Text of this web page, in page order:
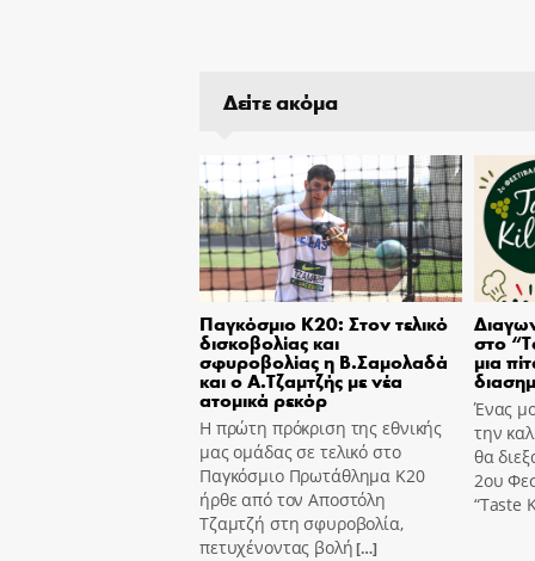
Δείτε ακόμα
Παγκόσμιο Κ20: Στον τελικό
δισκοβολίας και
σφυροβολίας η Β.Σαμολαδά
και ο Α.Τζαμτζής με νέα
ατομικά ρεκόρ
Η πρώτη πρόκριση της εθνικής
μας ομάδας σε τελικό στο
Παγκόσμιο Πρωτάθλημα Κ20
ήρθε από τον Αποστόλη
Τζαμτζή στη σφυροβολία,
πετυχένοντας βολή[…]
στο
μια
Ένας
την
θα
2ου
“Taste